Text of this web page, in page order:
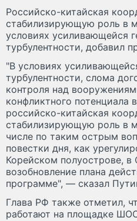
Российско-китайская
стабилизирующую роль в
условиях усиливающейся
турбулентности, добавил
"В условиях
турбулентности, слома
контроля над
конфликтного потенциала
российско-китайская
стабилизирующую роль в
числе по таким острым
повестки дня, как
Корейском полуострове, в
возобновление плана
программе", — сказал
Глава РФ также отметил,
работают на площадке